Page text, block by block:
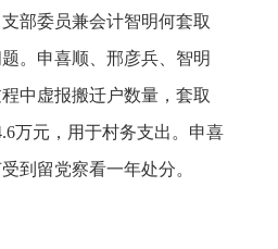
部委员兼会计智明何套取
。申喜顺、邢彦兵、智明
中虚报搬迁户数量，套取
万元，用于村务支出。申喜
到留党察看一年处分。